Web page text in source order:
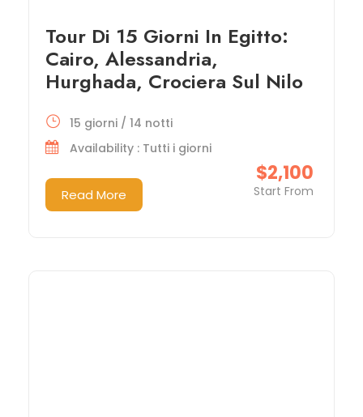
Tour Di 15 Giorni In Egitto:
Cairo, Alessandria,
Hurghada, Crociera Sul Nilo
$2,100
Start From
15 giorni / 14 notti
Availability : Tutti i giorni
Read More